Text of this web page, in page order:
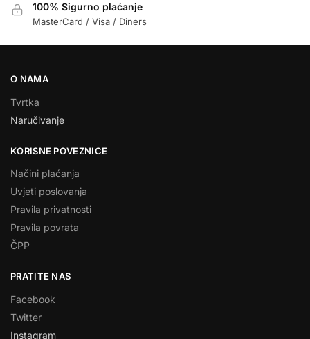
100% Sigurno plaćanje
MasterCard / Visa / Diners
O NAMA
Tvrtka
Naručivanje
KORISNE POVEZNICE
Načini plaćanja
Uvjeti poslovanja
Pravila privatnosti
Pravila povrata
ČPP
PRATITE NAS
Facebook
Twitter
Instagram